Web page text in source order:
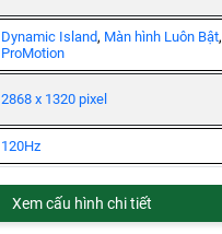
Dynamic Island, Màn hình Luôn Bật,
ProMotion
2868 x 1320 pixel
120Hz
Xem cấu hình chi tiết